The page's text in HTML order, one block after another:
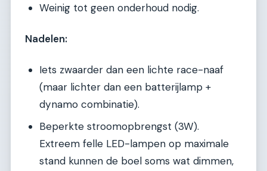
Weinig tot geen onderhoud nodig.
Nadelen:
Iets zwaarder dan een lichte race-naaf
(maar lichter dan een batterijlamp +
dynamo combinatie).
Beperkte stroomopbrengst (3W).
Extreem felle LED-lampen op maximale
stand kunnen de boel soms wat dimmen,